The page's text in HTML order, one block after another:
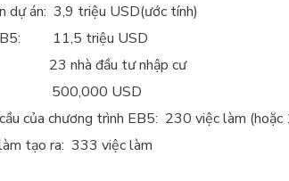
dự án: 3,9 triệu USD(ước tính)
EB5: 11,5 triệu USD
nhà đầu tư nhập cư
500,000 USD
của chương trình EB5: 230 việc làm
tạo ra: 333 việc làm